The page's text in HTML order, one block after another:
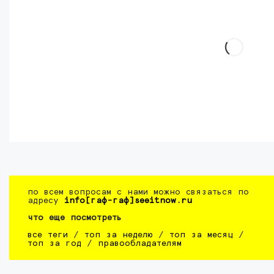
по всем вопросам с нами можно связаться по
адресу info[гаф-гаф]seeitnow.ru
что еще посмотреть
все теги / топ за неделю / топ за месяц /
топ за год / правообладателям